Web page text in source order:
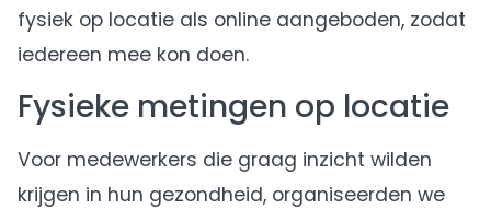
fysiek op locatie als online aangeboden, zodat
iedereen mee kon doen.
Fysieke metingen op locatie
Voor medewerkers die graag inzicht wilden
krijgen in hun gezondheid, organiseerden we